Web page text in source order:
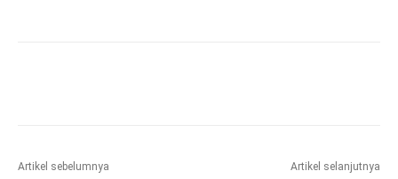
Artikel sebelumnya Artikel selanjutnya